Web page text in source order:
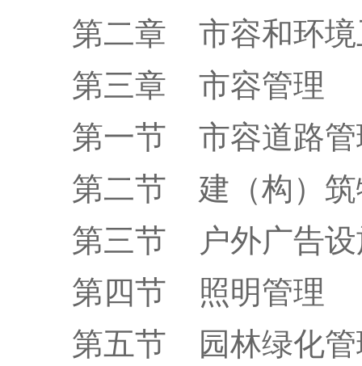
第二章
市容和环
第三章 市容管理
第一节
市容道路
第二节
建（构）
第三节
户外广告
第四节
照明管理
第五节
园林绿化